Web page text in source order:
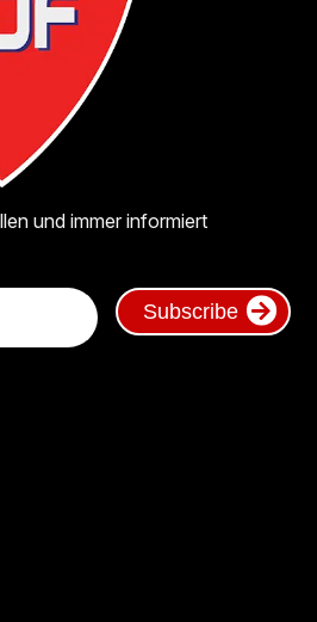
und immer informiert
Subscribe